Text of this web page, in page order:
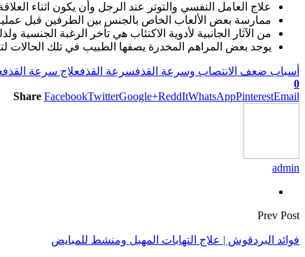
علاج العامل النفسي والتوتر عند الرجل وأن يكون اثناء
ممارسة بعض الألعاب الخاص بالجنس بين الطرفين قبل
من الآثار الجانبية لأدوية الاكتئاب هي تأخر الرغبة
يوجد بعض المراهم المخدرة يصفها الطبيب في تلك الحالات
أسباب ضعف الانتصاب وسرعة القذفسرعة القذفعلاج سرعة القذف
0
Share FacebookTwitterGoogle+ReddItWhatsAppPinterestEmail
admin
Prev Post
فوائد البردقوش | علاج التهابات المهبل ومنشط للمبايض